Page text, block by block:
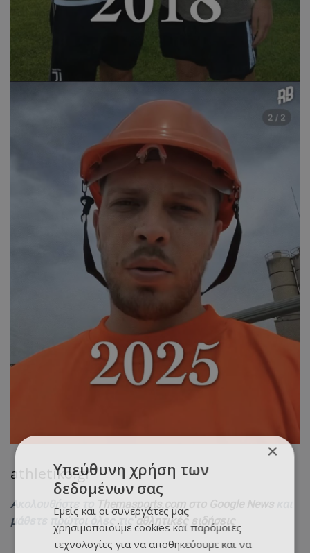
athletiko.gr
Ακολουθήστε το Themasports.com στο Google News
μάθετε πρώτοι όλες τιςαθλητικές ειδήσεις
×
Υπεύθυνη χρήση των
δεδομένων σας
Εμείς και οι συνεργάτες μας
χρησιμοποιούμε cookies και παρόμοιες
τεχνολογίες για να αποθηκεύουμε και να